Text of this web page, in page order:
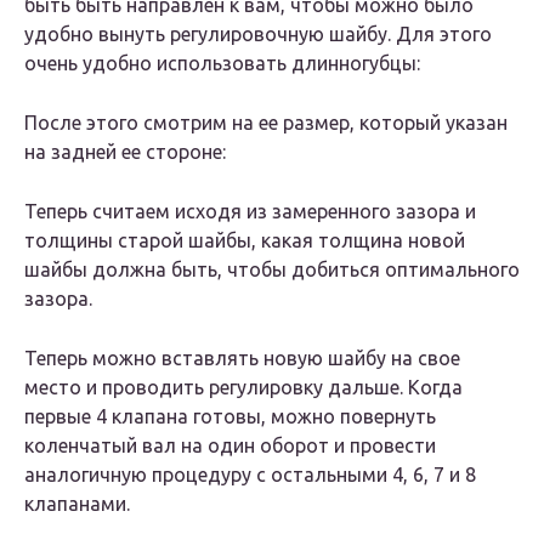
быть быть направлен к вам, чтобы можно было
удобно вынуть регулировочную шайбу. Для этого
очень удобно использовать длинногубцы:
После этого смотрим на ее размер, который указан
на задней ее стороне:
Теперь считаем исходя из замеренного зазора и
толщины старой шайбы, какая толщина новой
шайбы должна быть, чтобы добиться оптимального
зазора.
Теперь можно вставлять новую шайбу на свое
место и проводить регулировку дальше. Когда
первые 4 клапана готовы, можно повернуть
коленчатый вал на один оборот и провести
аналогичную процедуру с остальными 4, 6, 7 и 8
клапанами.